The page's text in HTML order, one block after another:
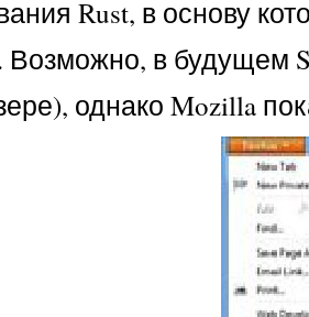
Rust, в основу
в будущем
однако Mozilla